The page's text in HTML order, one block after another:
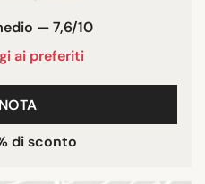
— 7,6/10
ai preferiti
di sconto